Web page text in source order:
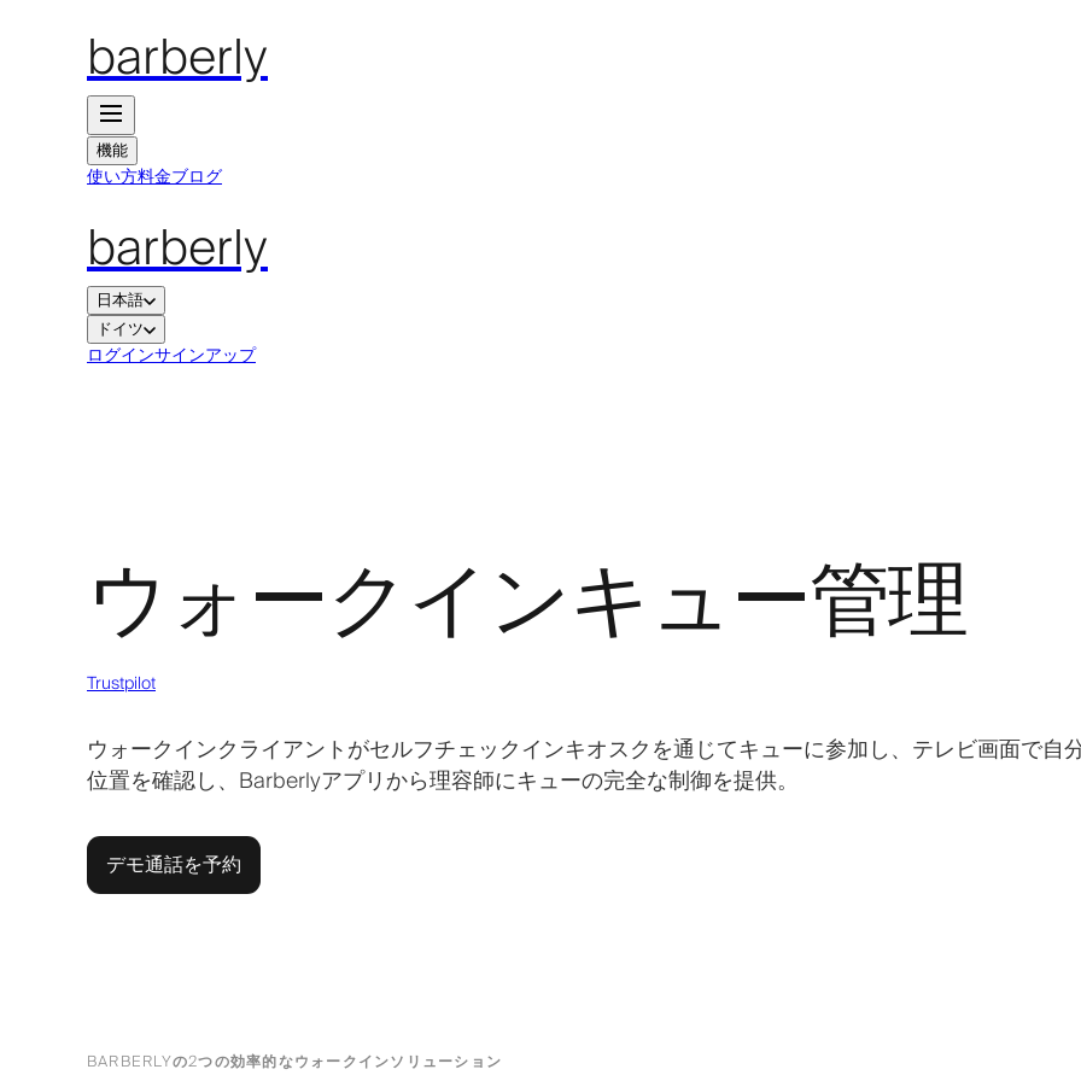
barberly
機能
使い方料金ブログ
barberly
日本語
ドイツ
ログインサインアップ
ウォークインキュー管理
Trustpilot
ウォークインクライアントがセルフチェックインキオスクを通じてキューに参加し、テレビ画面で自
位置を確認し、Barberlyアプリから理容師にキューの完全な制御を提供。
デモ通話を予約
BARBERLYの2つの効率的なウォークインソリューション